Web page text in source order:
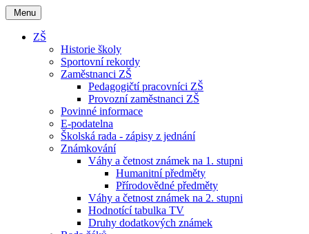
Menu
ZŠ
Historie školy
Sportovní rekordy
Zaměstnanci ZŠ
Pedagogičtí pracovníci ZŠ
Provozní zaměstnanci ZŠ
Povinné informace
E-podatelna
Školská rada - zápisy z jednání
Známkování
Váhy a četnost známek na 1. stupni
Humanitní předměty
Přírodovědné předměty
Váhy a četnost známek na 2. stupni
Hodnotící tabulka TV
Druhy dodatkových známek